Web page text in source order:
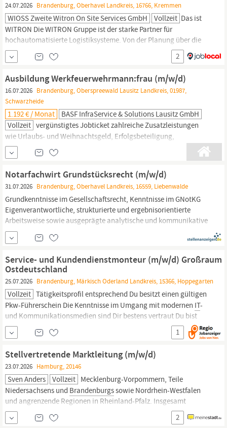
24.07.2026 Brandenburg, Oberhavel Landkreis, 16766, Kremmen
WIOSS Zweite Witron On Site Services GmbH Vollzeit Das ist
WITRON Die WITRON Gruppe ist der starke Partner für
hochautomatisierte Logistiksysteme. Von der Planung über die
Realisierung bis hin zur Wartung. Unsere Teams – für weit mehr
zuständig als nur Mechanik, Elektronik, Mechatronik und IT–
achten auf den Takt und legen in unseren Hightech-Anlagen Hand
an.
2
Ausbildung Werkfeuerwehrmann:frau (m/w/d)
16.07.2026 Brandenburg, Oberspreewald Lausitz Landkreis, 01987,
Schwarzheide
1.192 € / Monat
BASF InfraService & Solutions Lausitz GmbH
Vollzeit vergünstigtes Jobticket zahlreiche Zusatzleistungen
wie Urlaubs- und Weihnachtsgeld, Erfolgsbeteiligung,
Betriebliche Altersvorsorge, Möglichkeit zur Teilnahme am
Aktienprogramm, moderne
-Ausstattung und Sportangebote
Möglichkeit zur Teilnahme an Azubiaustauschprogrammen
finanzielle Unterstützung für Azubis von weiter weg Ausbildung
findet in...
Notarfachwirt Grundstücksrecht (m/w/d)
31.07.2026 Brandenburg, Oberhavel Landkreis, 16559, Liebenwalde
Grundkenntnisse im Gesellschaftsrecht, Kenntnisse im GNotKG
Eigenverantwortliche, strukturierte und ergebnisorientierte
Arbeitsweise sowie ausgeprägte analytische und kommunikative
Fähigkeiten Hohe Einsatzbereitschaft und Flexibilität sowie
Problemlösefähigkeit Sicherer Umgang mit gängigen Office- und
Service- und Kundendienstmonteur (m/w/d) Großraum
Ostdeutschland
25.07.2026 Brandenburg, Märkisch Oderland Landkreis, 15366, Hoppegarten
Vollzeit Tätigkeitsprofil entsprechend Du besitzt einen gültigen
Pkw-Führerschein Die Kenntnisse im Umgang mit modernen IT-
und Kommunikationsmedien sind Dir bestens vertraut Du bist
zuverlässig, flexibel und arbeitest selbstständig und gewissenhaft
Das bieten wir Dir Eine Position in Vollzeit mit interessanten
Aufgaben Eine attraktive, leistungsgerechte
1
Stellvertretende Marktleitung (m/w/d)
23.07.2026 Hamburg, 20146
Sven Anders Vollzeit Mecklenburg-Vorpommern, Teile
Niedersachsens und Brandenburgssowie Nordrhein-Westfalen
und angrenzende Regionen in Rheinland-Pfalz. Insgesamt
beschäftigt der Arbeitgeber EDEKA Nordwest rund 18.800
Mitarbeitende (2025). Zu den Vertriebsmarken der EDEKA
2